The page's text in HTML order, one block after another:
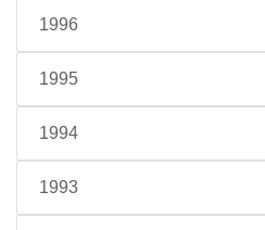
1996
1995
1994
1993